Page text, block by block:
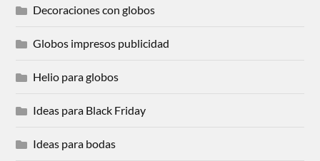
Decoraciones con globos
Globos impresos publicidad
Helio para globos
Ideas para Black Friday
Ideas para bodas